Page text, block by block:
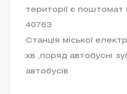
території є
40763
Станція міської
хв ,поряд автобусні
автобусів